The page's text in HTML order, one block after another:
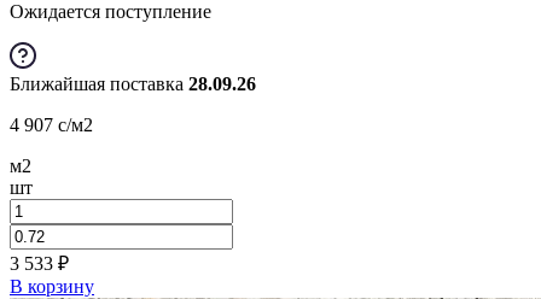
Ожидается поступление
Ближайшая поставка 28.09.26
4 907 c/м2
м2
шт
3 533 ₽
В корзину